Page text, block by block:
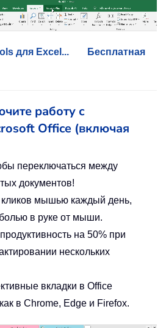
для Excel...
Бесплатная
работу с
Office (включая
переключаться между
документов!
кликов мышью каждый день,
в руке от мыши.
на 50% при
нескольких
вкладки в Office
в Chrome, Edge и Firefox.